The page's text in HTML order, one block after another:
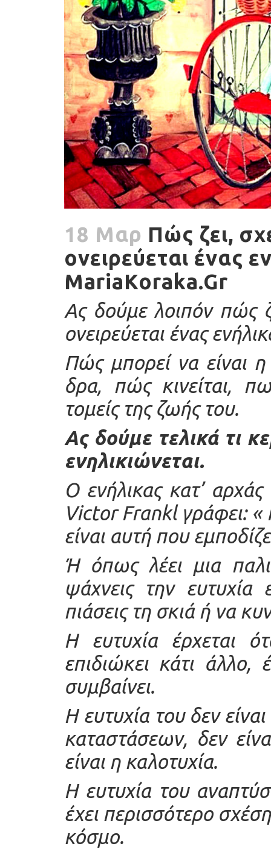
18 Μαρ Πώς ζει,
ονειρεύεται ένας
MariaKoraka.Gr
Ας δούμε λοιπόν πώς
ονειρεύεται ένας
Πώς μπορεί να είναι
δρα, πώς κινείται,
τομείς της ζωής του.
Ας δούμε τελικά τι
ενηλικιώνεται.
Ο ενήλικας κατ’
Victor Frankl γράφει: «
είναι αυτή που
Ή όπως λέει μια
ψάχνεις την
πιάσεις τη σκιά ή να
Η ευτυχία έρχεται
επιδιώκει κάτι άλλο,
συμβαίνει.
Η ευτυχία του δεν
καταστάσεων, δεν
είναι η καλοτυχία.
Η ευτυχία του
έχει περισσότερο
κόσμο.